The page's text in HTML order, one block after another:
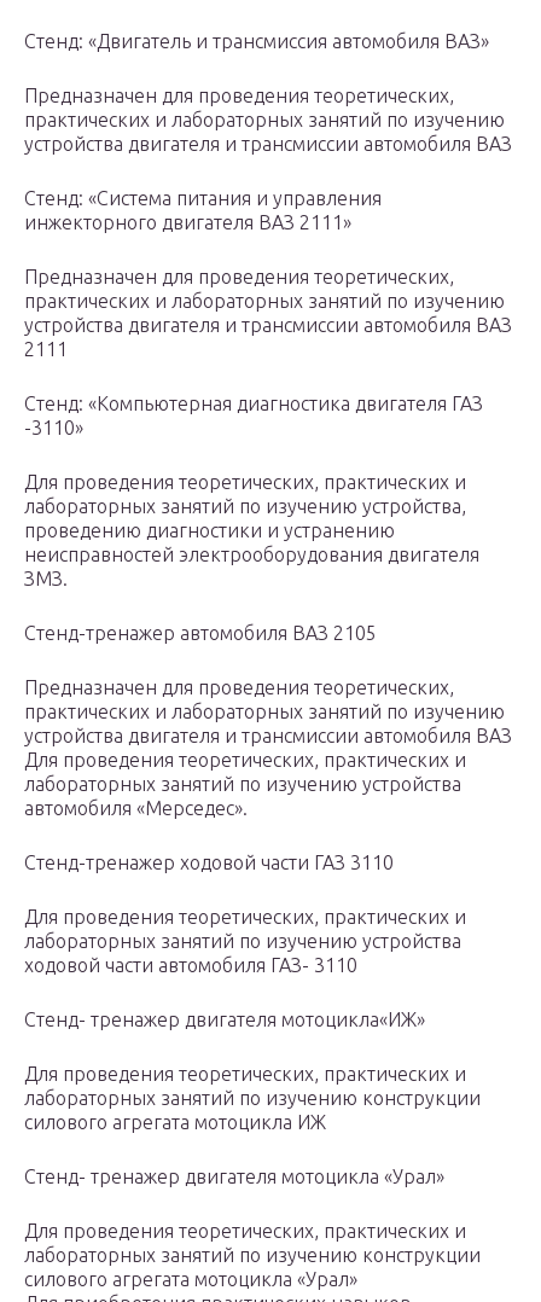
Стенд: «Двигатель и трансмиссия автомобиля ВАЗ»
Предназначен для проведения теоретических,
практических и лабораторных занятий по изучению
устройства двигателя и трансмиссии автомобиля ВАЗ
Стенд: «Система питания и управления
инжекторного двигателя ВАЗ 2111»
Предназначен для проведения теоретических,
практических и лабораторных занятий по изучению
устройства двигателя и трансмиссии автомобиля ВАЗ
2111
Стенд: «Компьютерная диагностика двигателя ГАЗ
-3110»
Для проведения теоретических, практических и
лабораторных занятий по изучению устройства,
проведению диагностики и устранению
неисправностей электрооборудования двигателя
ЗМЗ.
Стенд-тренажер автомобиля ВАЗ 2105
Предназначен для проведения теоретических,
практических и лабораторных занятий по изучению
устройства двигателя и трансмиссии автомобиля ВАЗ
Для проведения теоретических, практических и
лабораторных занятий по изучению устройства
автомобиля «Мерседес».
Стенд-тренажер ходовой части ГАЗ 3110
Для проведения теоретических, практических и
лабораторных занятий по изучению устройства
ходовой части автомобиля ГАЗ- 3110
Стенд- тренажер двигателя мотоцикла«ИЖ»
Для проведения теоретических, практических и
лабораторных занятий по изучению конструкции
силового агрегата мотоцикла ИЖ
Стенд- тренажер двигателя мотоцикла «Урал»
Для проведения теоретических, практических и
лабораторных занятий по изучению конструкции
силового агрегата мотоцикла «Урал»